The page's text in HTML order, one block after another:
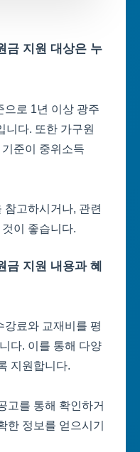
금 지원 대상은 누
으로 1년 이상 광주
니다. 또한 가구원
준이 중위소득
고하시거나, 관련
이 좋습니다.
금 지원 내용과 혜
강료와 교재비를 평
다. 이를 통해 다양
지원합니다.
고를 통해 확인하거
한 정보를 얻으시기